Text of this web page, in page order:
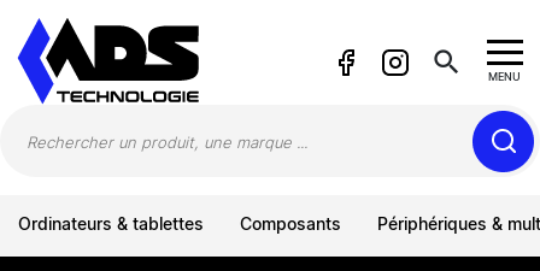
search MENU
Ordinateurs & tablettes Composants Périphériques &